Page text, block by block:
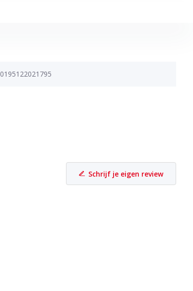
0195122021795
Schrijf je eigen review